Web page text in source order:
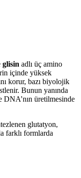
glisin adlı üç amino
içinde yüksek
korur, bazı biyolojik
Bunun yanında
DNA’nın üretilmesinde
glutatyon,
farklı formlarda